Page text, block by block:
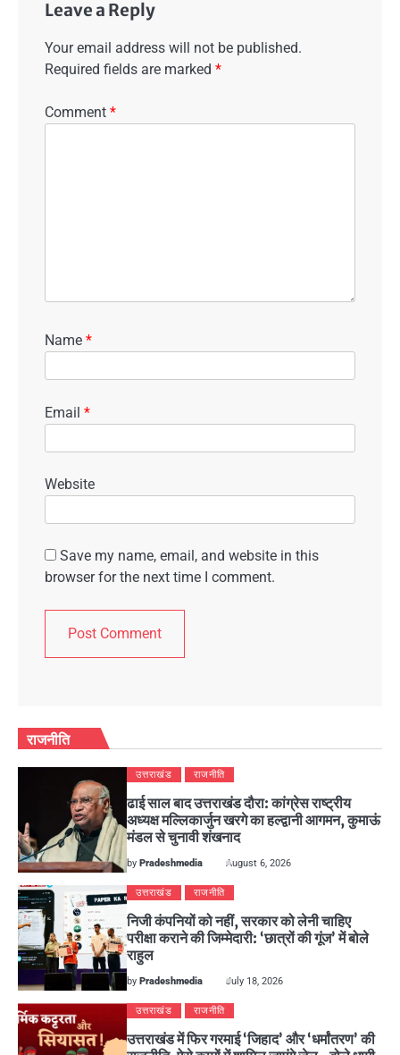
Leave a Reply
Your email address will not be published.
Required fields are marked *
Comment *
Name *
Email *
Website
Save my name, email, and website in this
browser for the next time I comment.
राजनीति
उत्तराखंड राजनीति
ढाई साल बाद उत्तराखंड दौरा: कांग्रेस राष्ट्रीय
अध्यक्ष मल्लिकार्जुन खरगे का हल्द्वानी आगमन, कुमाऊं
मंडल से चुनावी शंखनाद
byPradeshmedia August 6, 2026
उत्तराखंड राजनीति
निजी कंपनियों को नहीं, सरकार को लेनी चाहिए
परीक्षा कराने की जिम्मेदारी: ‘छात्रों की गूंज’ में बोले
राहुल
byPradeshmedia July 18, 2026
उत्तराखंड राजनीति
उत्तराखंड में फिर गरमाई ‘जिहाद’ और ‘धर्मांतरण’ की